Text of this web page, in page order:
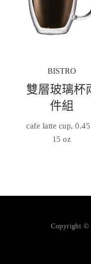
BISTRO
雙層玻璃杯
件組
cafe latte cup,
15 oz
Copyright ©